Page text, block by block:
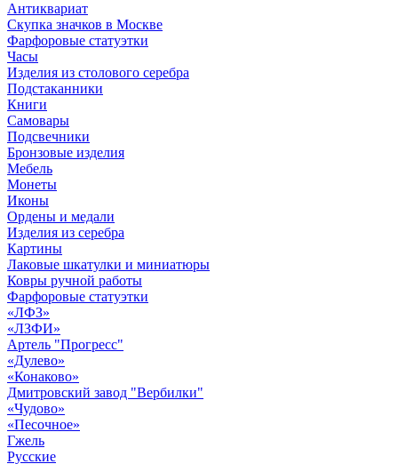
Антиквариат
Скупка значков в Москве
Фарфоровые статуэтки
Часы
Изделия из столового серебра
Подстаканники
Книги
Самовары
Подсвечники
Бронзовые изделия
Мебель
Монеты
Иконы
Ордены и медали
Изделия из серебра
Картины
Лаковые шкатулки и миниатюры
Ковры ручной работы
Фарфоровые статуэтки
«ЛФЗ»
«ЛЗФИ»
Артель "Прогресс"
«Дулево»
«Конаково»
Дмитровский завод "Вербилки"
«Чудово»
«Песочное»
Гжель
Русские